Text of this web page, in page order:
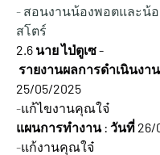
- สอนงานน้องพอตและน้
สโตร์
2.6 นาย ไป่ตูเซ -
รายงานผลการดำเนินงา
25/05/2025
-แก้ไขงานคุณใจ๋
แผนการทำงาน : วันที่ 26/
-แก้งานคุณใจ๋